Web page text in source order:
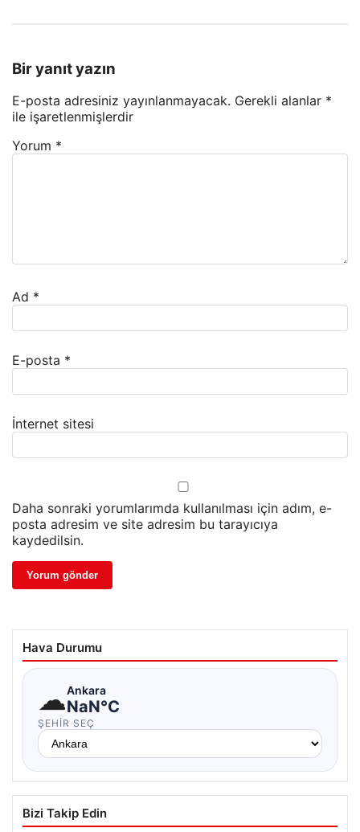
Bir yanıt yazın
E-posta adresiniz yayınlanmayacak. Gerekli alanlar *
ile işaretlenmişlerdir
Yorum *
Ad *
E-posta *
İnternet sitesi
Daha sonraki yorumlarımda kullanılması için adım, e-
posta adresim ve site adresim bu tarayıcıya
kaydedilsin.
Hava Durumu
☁Ankara
NaN°C
ŞEHIR SEÇ
Bizi Takip Edin